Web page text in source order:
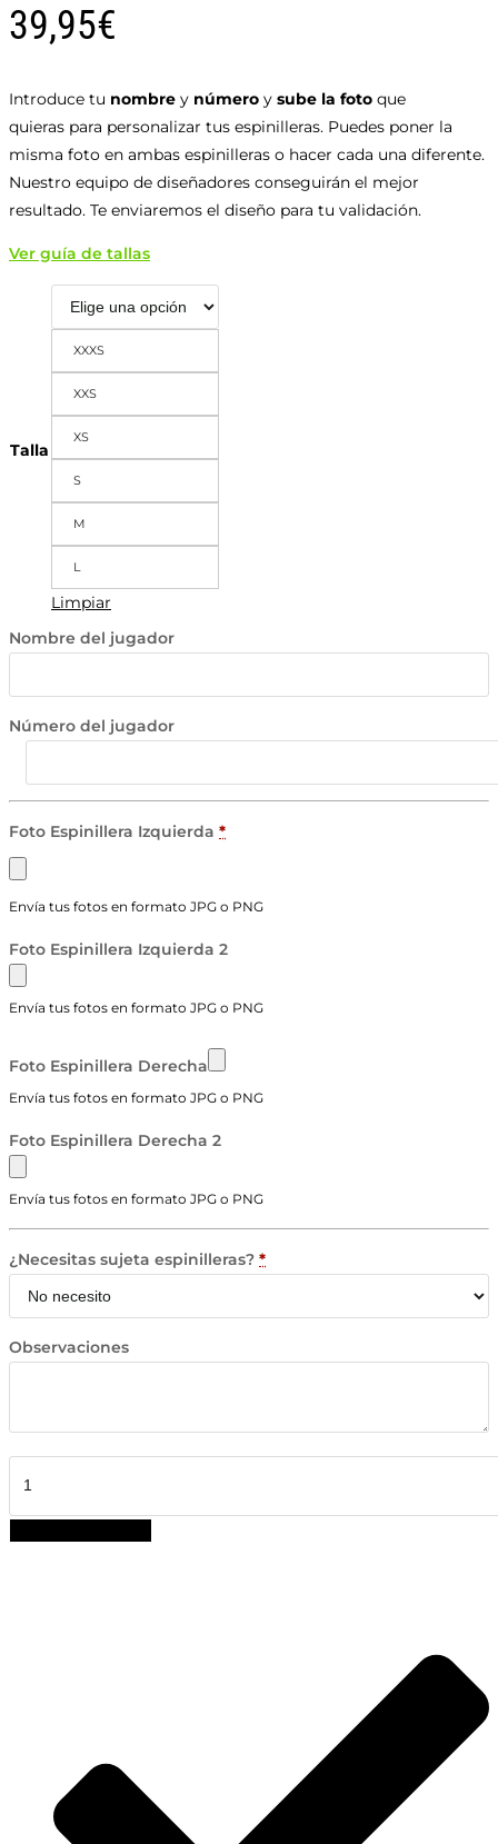
39,95€
Introduce tu nombre y número y sube la foto que
quieras para personalizar tus espinilleras. Puedes poner la
misma foto en ambas espinilleras o hacer cada una diferente.
Nuestro equipo de diseñadores conseguirán el mejor
resultado. Te enviaremos el diseño para tu validación.
Ver guía de tallas
Talla
XXXS
XXS
XS
S
M
L
Limpiar
Nombre del jugador
Número del jugador
Foto Espinillera Izquierda *
Envía tus fotos en formato JPG o PNG
Foto Espinillera Izquierda 2
Envía tus fotos en formato JPG o PNG
Foto Espinillera Derecha
Envía tus fotos en formato JPG o PNG
Foto Espinillera Derecha 2
Envía tus fotos en formato JPG o PNG
¿Necesitas sujeta espinilleras? *
Observaciones
Personalizadas
La